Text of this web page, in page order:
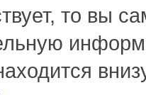
то вы